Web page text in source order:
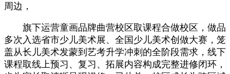
周边，
旗下运营童画品牌曲营校区取课程合做校区，做品
多次入选省市少儿美术展、全国少儿美术创做大赛，笼
盖从长儿美术发蒙到艺考升学冲刺的全阶段需求，线下
课程取线上预习、复习、拓展内容构成完整进修闭环，